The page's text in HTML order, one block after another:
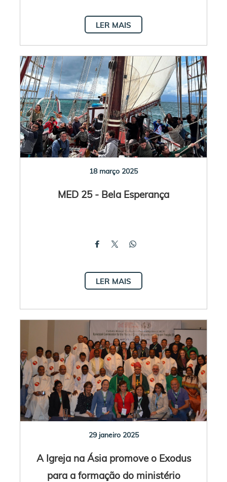
LER MAIS
18 março 2025
MED 25 - Bela Esperança
LER MAIS
29 janeiro 2025
A Igreja na Ásia promove o Exodus
para a formação do ministério